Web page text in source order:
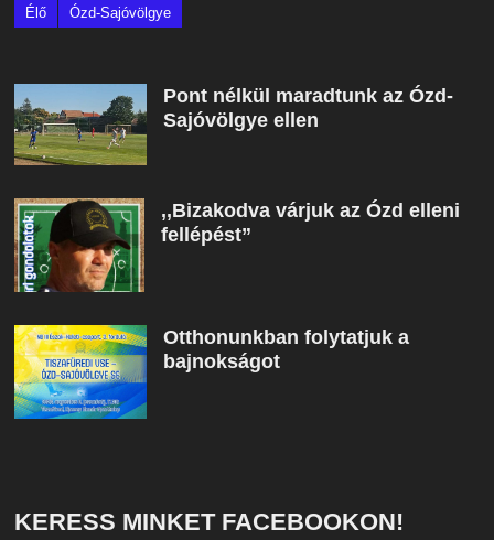
Élő
Ózd-Sajóvölgye
Pont nélkül maradtunk az Ózd-
Sajóvölgye ellen
,,Bizakodva várjuk az Ózd elleni
fellépést”
Otthonunkban folytatjuk a
bajnokságot
KERESS MINKET FACEBOOKON!